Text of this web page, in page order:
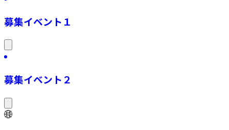
募集イベント１
募集イベント２